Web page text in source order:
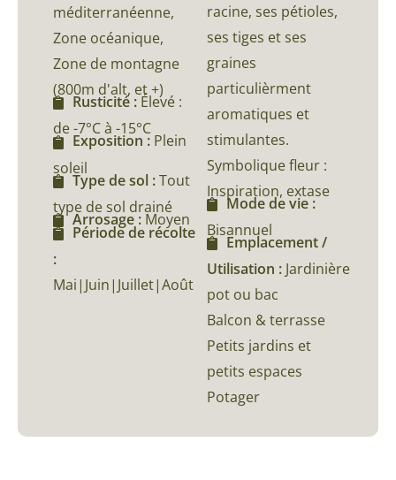
méditerranéenne,
Zone océanique,
Zone de montagne
(800m d'alt, et +)
Rusticité : Élevé :
de -7°C à -15°C
Exposition : Plein
soleil
Type de sol :Tout
type de sol drainé
Arrosage : Moyen
Période de récolte
:
Mai|Juin|Juillet|Août
racine, ses pétioles,
ses tiges et ses
graines
particulièrment
aromatiques et
stimulantes.
Symbolique fleur :
Inspiration, extase
Mode de vie :
Bisannuel
Emplacement /
Utilisation : Jardinière
pot ou bac
Balcon & terrasse
Petits jardins et
petits espaces
Potager